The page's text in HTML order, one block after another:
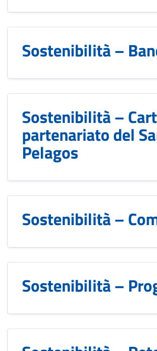
Sostenibilità –
Sostenibilità –
partenariato del
Pelagos
Sostenibilità –
Sostenibilità –